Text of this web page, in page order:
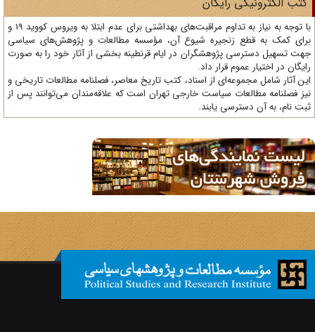
با توجه به نیاز به تداوم مراقبت‌های بهداشتی برای عدم ابتلا به ویروس کووید 19 و
کمک به قطع زنجیره شیوع آن، مؤسسه مطالعات و پژوهش‌های سیاسی
تسهیل دسترسی پژوهشگران در ایام قرنطینه بخشی از آثار خود را به صورت
در اختیار عموم قرار داد.
آثار شامل مجموعه‌ای از اسناد، کتب تاریخ معاصر، فصلنامه‌ مطالعات تاریخی و
فصلنامه مطالعات سیاست خارجی تهران است که علاقه‌مندان می‌توانند پس از
نام، به آن دسترسی یابند.